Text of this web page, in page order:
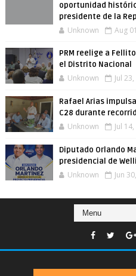
oportunidad
presidente de la
Unknown Aug
PRM reelige a
el Distrito Nacional
Unknown Jul
Rafael Arias
C28 durante
Unknown Jul
Diputado Orlando
presidencial de
Unknown Jun